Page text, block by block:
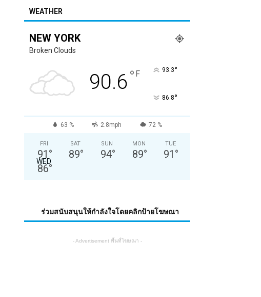
WEATHER
NEW YORK
Broken Clouds
90.6° F 93.3°
86.8°
63 % 2.8mph 72 %
FRI
91 °
SAT
89°
SUN
94°
MON
89°
TUE
91 °
WED
86°
ร่วมสนับสนุนให้กำลังใจโดยคลิกป้ายโฆษณา
- Advertisement พื้นที่โฆษณา -